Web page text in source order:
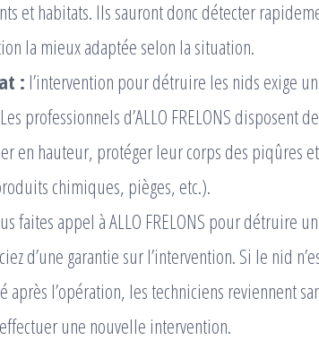
et habitats. Ils sauront donc détecter
la mieux adaptée selon la situation.
: l’intervention pour détruire les nids exige
professionnels d’ALLO FRELONS disposent
en hauteur, protéger leur corps des piqûres
chimiques, pièges, etc.).
faites appel à ALLO FRELONS pour détruire
d’une garantie sur l’intervention. Si le nid
l’opération, les techniciens reviennent
une nouvelle intervention.